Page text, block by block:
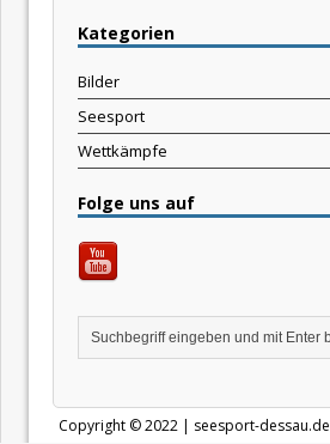
Kategorien
Bilder
Seesport
Wettkämpfe
Folge uns auf
Copyright © 2022 | seesport-dessau.de